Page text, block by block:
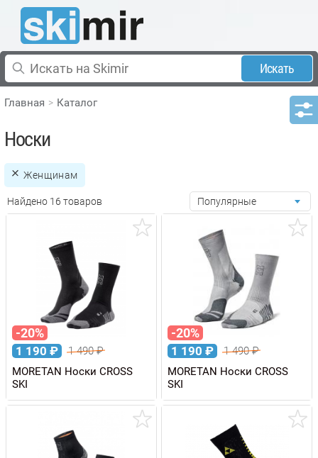
Искать
Главная Каталог
Носки
Женщинам
Найдено 16 товаров Популярные
-20%
1 190 ₽ 1 490₽
MORETAN Носки CROSS
SKI
-20%
1 190 ₽ 1 490₽
MORETAN Носки CROSS
SKI